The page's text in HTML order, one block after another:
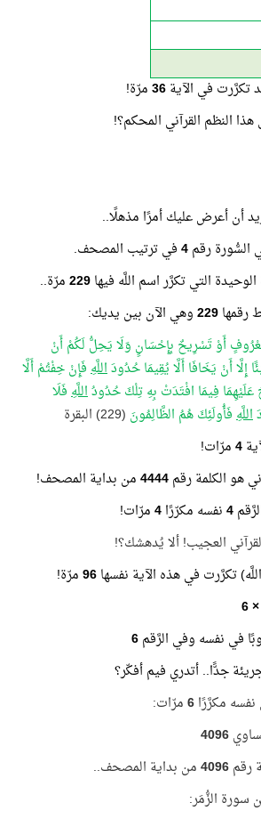
تكرَّرت في الآية36مرّة!
النظم القرآني المحكم؟!
أن أعرض عليك أمرًا مذهلًا..
السُّورة رقم4في ترتيب المصحف.
التي تكرَّر اسم اللَّه فيها229مرّة..
رقمها229وهي الآن بين يديك:
أَوْ تَسْرِيحٌ بِإِحْسَانٍ وَلَا يَحِلُّ لَكُمْ أَنْ
إِلَّا أَنْ يَخَافَا أَلَّا يُقِيمَا حُدُودَاللَّهِفَإِنْ خِفْتُمْ أَلَّا
عَلَيْهِمَا فِيمَا افْتَدَتْ بِهِ تِلْكَ حُدُودُاللَّهِفَلَا
اللَّهِفَأُولَئِكَ هُمُ الظَّالِمُونَ (229) البقرة
4مرّات!
هو الكلمة رقم4444من بداية المصحف!
4نفسه مكرّرًا4مرّات!
العجيب! ألا يُدهشك؟!
تكرَّرت في هذه الآية نفسها96مرّة!
في نفسه وفي الرَّقم6
جدًّا.. أتدري فيم أفكّر؟
مكرَّرًا6مرّات:
رقم4096من بداية المصحف..
سورة الزُّمَر: